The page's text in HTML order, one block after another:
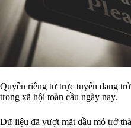
Quyền riêng tư trực tuyến đang
trong xã hội toàn cầu ngày nay.
Dữ liệu đã vượt mặt dầu mỏ trở